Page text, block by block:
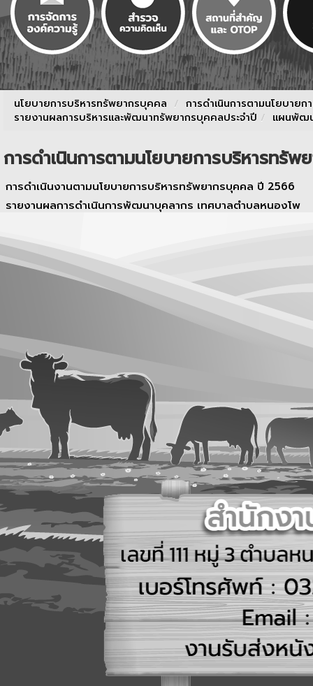
นโยบายการบริหารทรัพยากรบุคคล / การดำเนินการตามนโยบาย
รายงานผลการบริหารและพัฒนาทรัพยากรบุคคลประจําปี / แผนพัฒ
การดำเนินการตามนโยบายการบริหารทรัพ
การดำเนินงานตามนโยบายการบริหารทรัพยากรบุคคล ปี 2566
รายงานผลการดำเนินการพัฒนาบุคลากร เทศบาลตำบลหนองโพ